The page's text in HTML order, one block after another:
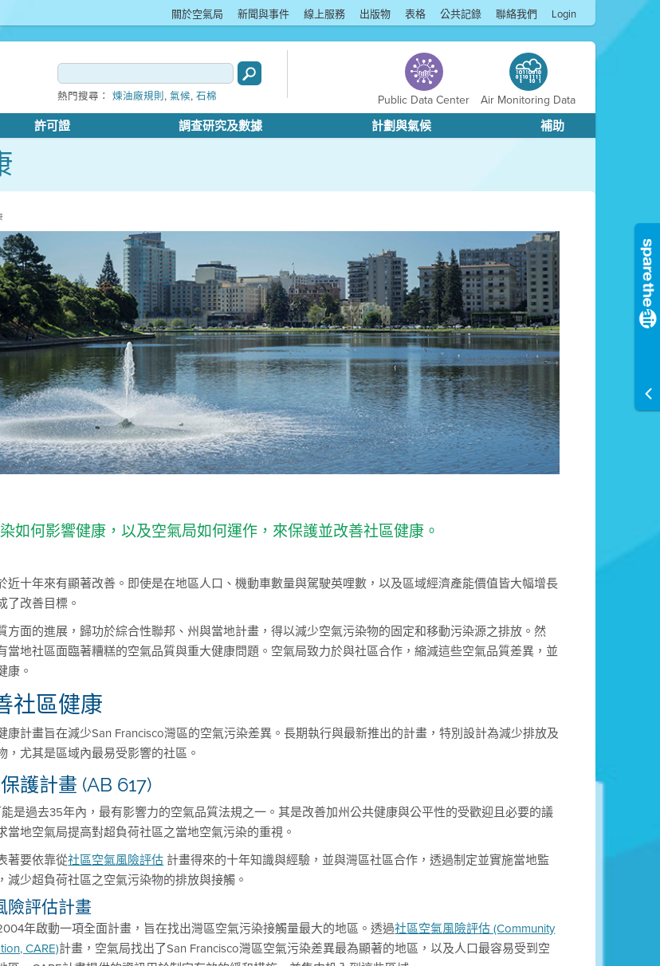
關於空氣局 新聞與事件 線上服務 出版物 表格 公共記錄 聯絡我們 Login
熱門搜尋： 煉油廠規則, 氣候, 石棉 Public Data Center Air Monitoring Data
許可證 調查研究及數據 計劃與氣候 補助
如何影響健康，以及空氣局如何運作，來保護並改善社區健康。
近十年來有顯著改善。即使是在地區人口、機動車數量與駕駛英哩數，以及區域經濟產能價值皆大幅增長
了改善目標。
方面的進展，歸功於綜合性聯邦、州與當地計畫，得以減少空氣污染物的固定和移動污染源之排放。然
當地社區面臨著糟糕的空氣品質與重大健康問題。空氣局致力於與社區合作，縮減這些空氣品質差異，並
康。
社區健康
康計畫旨在減少San Francisco灣區的空氣污染差異。長期執行與最新推出的計畫，特別設計為減少排放及
，尤其是區域內最易受影響的社區。
護計畫 (AB 617)
是過去35年內，最有影響力的空氣品質法規之一。其是改善加州公共健康與公平性的受歡迎且必要的議
當地空氣局提高對超負荷社區之當地空氣污染的重視。
著要依靠從社區空氣風險評估 計畫得來的十年知識與經驗，並與灣區社區合作，透過制定並實施當地監
減少超負荷社區之空氣污染物的排放與接觸。
險評估計畫
年啟動一項全面計畫，旨在找出灣區空氣污染接觸量最大的地區。透過社區空氣風險評估 (Community
CARE)計畫，空氣局找出了San Francisco灣區空氣污染差異最為顯著的地區，以及人口最容易受到空